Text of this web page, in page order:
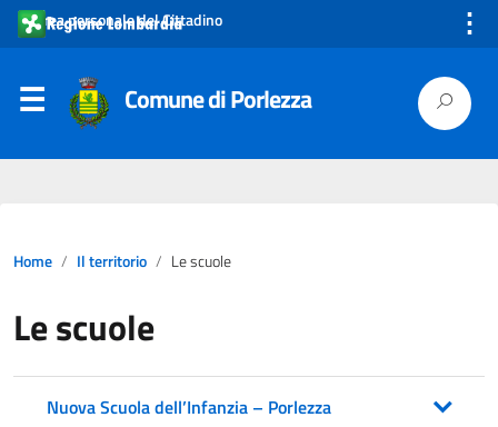
Area personale del Cittadino ⋮
Comune di Porlezza
Home Il territorio Le scuole
Le scuole
Nuova Scuola dell’Infanzia – Porlezza